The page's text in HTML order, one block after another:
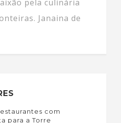
pela culinária
Janaina de
com
para a Torre